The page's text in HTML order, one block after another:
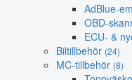
AdBlue-
OBD-
ECU- &
Biltillbehör (24)
MC-tillbehör (8)